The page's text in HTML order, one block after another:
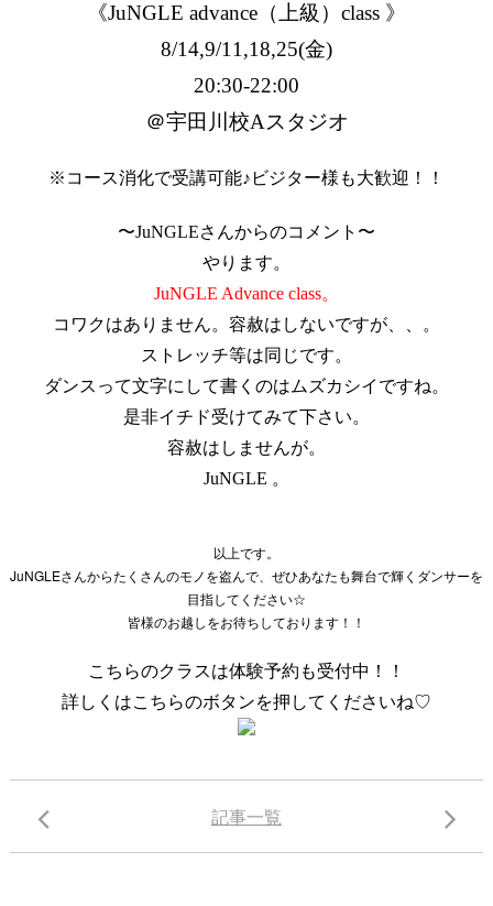
《JuNGLE advance（上級）class 》
8/14,9/11,18,25(金)
20:30-22:00
＠宇田川校Aスタジオ
※コース消化で受講可能♪ビジター様も大歓迎！！
〜JuNGLEさんからのコメント〜
やります。
JuNGLE Advance class。
コワクはありません。容赦はしないですが、、。
ストレッチ等は同じです。
ダンスって文字にして書くのはムズカシイですね。
是非イチド受けてみて下さい。
容赦はしませんが。
JuNGLE 。
以上です。
JuNGLEさんからたくさんのモノを盗んで、ぜひあなたも舞台で輝くダンサーを
目指してください☆
皆様のお越しをお待ちしております！！
こちらのクラスは体験予約も受付中！！
詳しくはこちらのボタンを押してくださいね♡
記事一覧